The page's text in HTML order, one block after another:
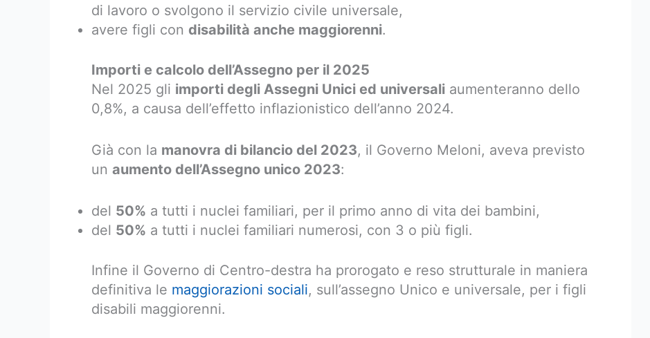
di lavoro o svolgono il servizio civile universale,
avere figli con disabilità anche maggiorenni.
Importi e calcolo dell’Assegno per il 2025
Nel 2025 gli importi degli Assegni Unici ed universali aumenteranno dello
0,8%, a causa dell’effetto inflazionistico dell’anno 2024.
Già con la manovra di bilancio del 2023, il Governo Meloni, aveva previsto
un aumento dell’Assegno unico 2023:
del 50% a tutti i nuclei familiari, per il primo anno di vita dei bambini,
del 50% a tutti i nuclei familiari numerosi, con 3 o più figli.
Infine il Governo di Centro-destra ha prorogato e reso strutturale in maniera
definitiva le maggiorazioni sociali, sull’assegno Unico e universale, per i figli
disabili maggiorenni.